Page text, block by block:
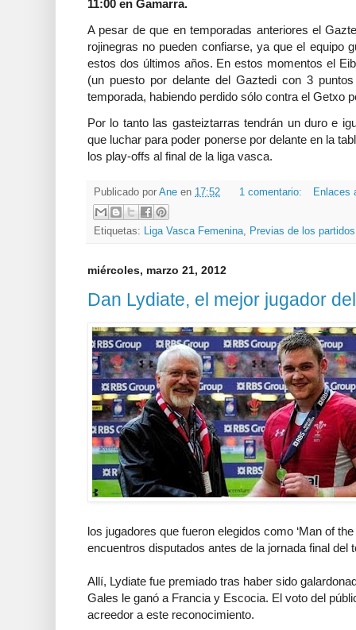
11:00 en Gamarra.
A pesar de que en temporadas anteriores el
rojinegras no pueden confiarse, ya que el equipo
estos dos últimos años. En estos momentos el
(un puesto por delante del Gaztedi con 3
temporada, habiendo perdido sólo contra el Getxo
Por lo tanto las gasteiztarras tendrán un duro e
que luchar para poder ponerse por delante en la
los play-offs al final de la liga vasca.
Publicado por Ane en 17:52 1 comentario: Enlaces
Etiquetas: Liga Vasca Femenina, Previas de los partidos
miércoles, marzo 21, 2012
Dan Lydiate, el mejor jugador
los jugadores que fueron elegidos como ‘Man of
encuentros disputados antes de la jornada final del
Allí, Lydiate fue premiado tras haber sido
Gales le ganó a Francia y Escocia. El voto del
acreedor a este reconocimiento.